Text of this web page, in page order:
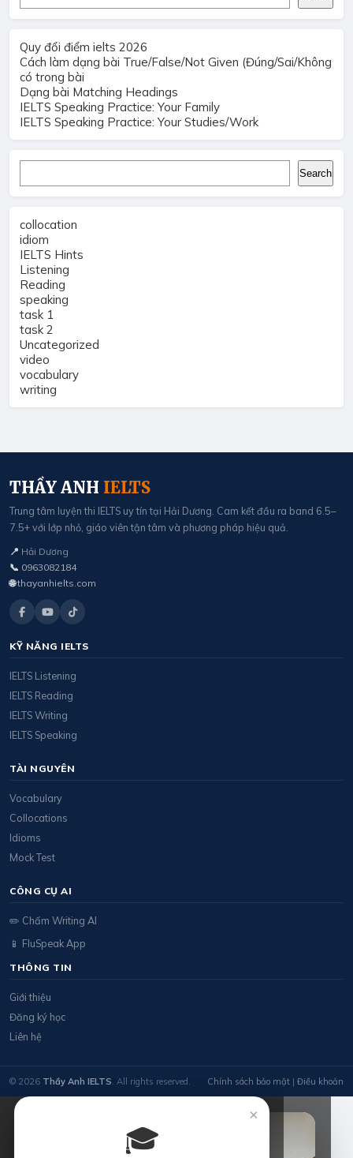
Quy đổi điểm ielts 2026
Cách làm dạng bài True/False/Not Given (Đúng/Sai/Không
có trong bài
Dạng bài Matching Headings
IELTS Speaking Practice: Your Family
IELTS Speaking Practice: Your Studies/Work
Search
collocation
idiom
IELTS Hints
Listening
Reading
speaking
task 1
task 2
Uncategorized
video
vocabulary
writing
THẦY ANH IELTS
Trung tâm luyện thi IELTS uy tín tại Hải Dương. Cam kết đầu ra band 6.5–
7.5+ với lớp nhỏ, giáo viên tận tâm và phương pháp hiệu quả.
📍 Hải Dương
📞 0963082184
🌐 thayanhielts.com
KỸ NĂNG IELTS
IELTS Listening
IELTS Reading
IELTS Writing
IELTS Speaking
TÀI NGUYÊN
Vocabulary
Collocations
Idioms
Mock Test
CÔNG CỤ AI
✏️ Chấm Writing AI
📱 FluSpeak App
THÔNG TIN
Giới thiệu
Đăng ký học
Liên hệ
© 2026 Thầy Anh IELTS. All rights reserved. Chính sách bảo mật | Điều khoản
×
🎓